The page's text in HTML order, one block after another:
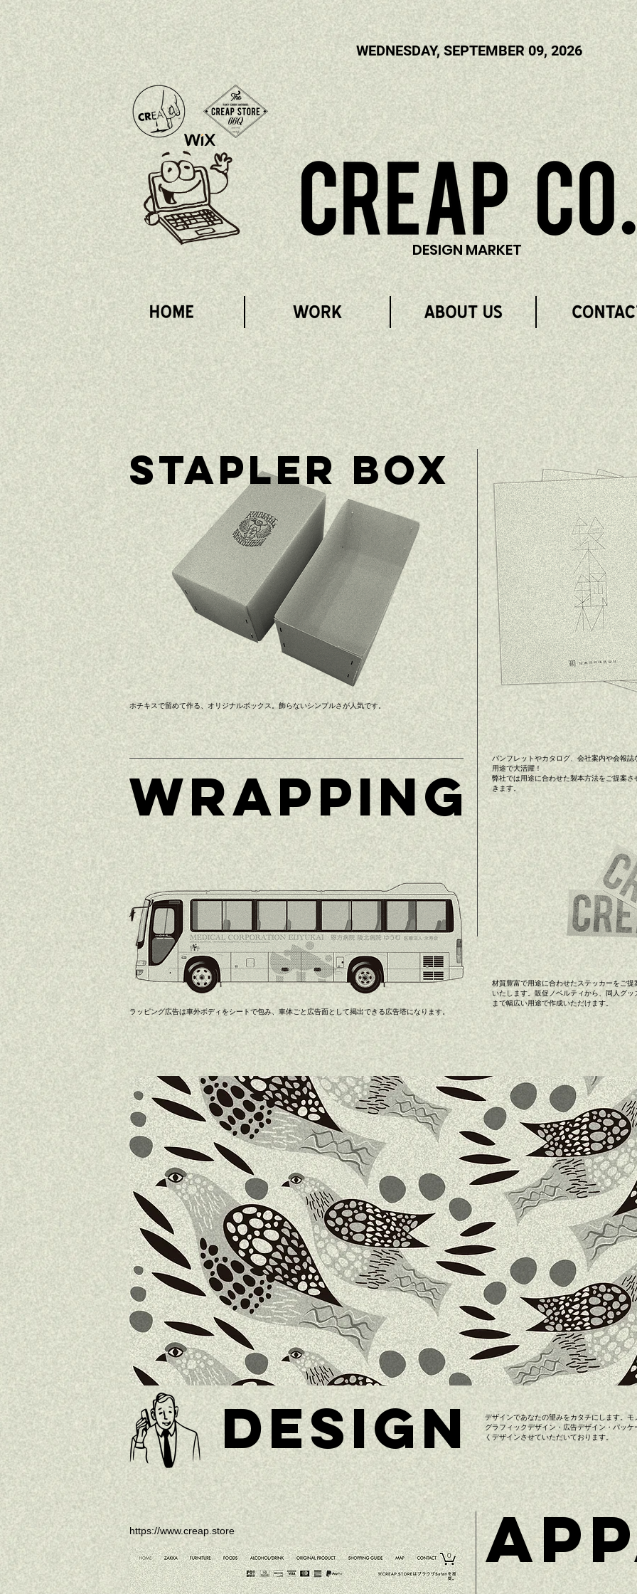
WEDNESDAY, SEPTEMBER 09, 2026
DESIGN MARKET
STAPLER BOX
ホチキスで留めて作る、オリジナルボックス。飾らないシンプルさが人気です。
WRAPPING
ラッピング広告は車外ボディをシートで包み、車体ごと広告面として掲出できる広告塔になります。
パンフレットやカタログ、会社案内や会報誌
用途で大活躍！
弊社では用途に合わせた製本方法をご提案さ
きます。
材質豊富で用途に合わせたステッカーをご提
いたします。販促ノベルティから、同人グッ
まで幅広い用途で作成いただけます。
DESIGN
デザインであなたの望みをカタチにします。
グラフィックデザイン・広告デザイン・パッ
くデザインさせていただいております。
https://www.creap.store